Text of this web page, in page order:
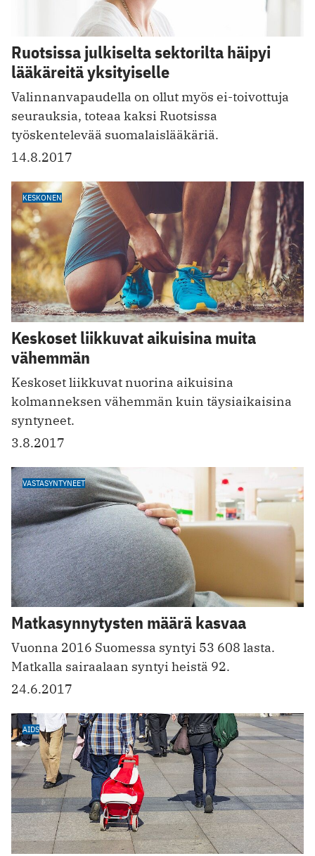
Ruotsissa julkiselta sektorilta häipyi
lääkäreitä yksityiselle
Valinnanvapaudella on ollut myös ei-toivottuja
seurauksia, toteaa kaksi Ruotsissa
työskentelevää suomalaislääkäriä.
14.8.2017
KESKONEN
Keskoset liikkuvat aikuisina muita
vähemmän
Keskoset liikkuvat nuorina aikuisina
kolmanneksen vähemmän kuin täysiaikaisina
syntyneet.
3.8.2017
VASTASYNTYNEET
Matkasynnytysten määrä kasvaa
Vuonna 2016 Suomessa syntyi 53 608 lasta.
Matkalla sairaalaan syntyi heistä 92.
24.6.2017
AIDS